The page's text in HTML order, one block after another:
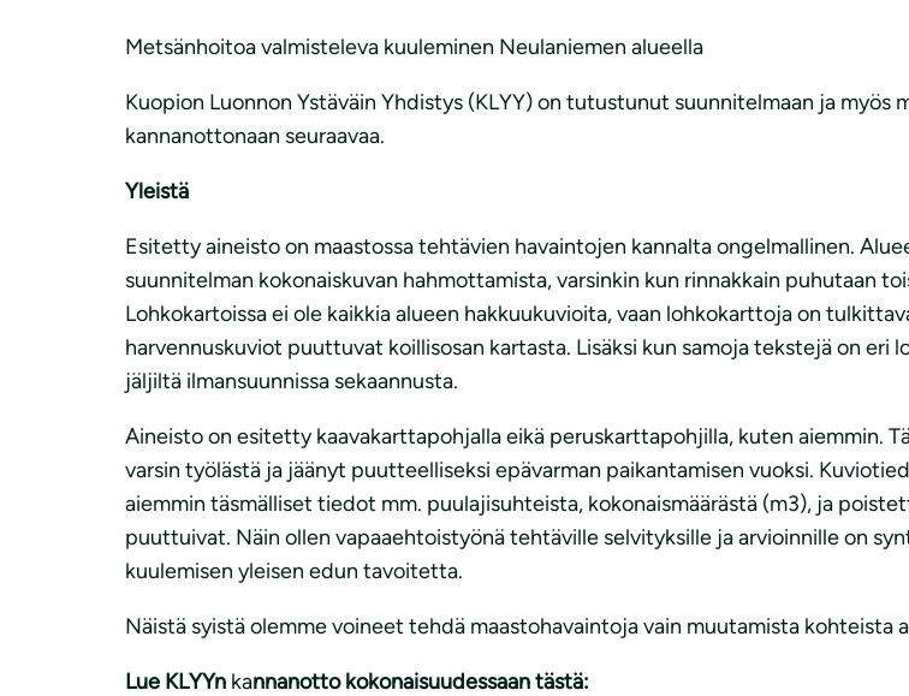
Metsänhoitoa valmisteleva kuuleminen Neulaniemen alueella
Kuopion Luonnon Ystäväin Yhdistys (KLYY) on tutustunut suunnitelmaan ja myös
kannanottonaan seuraavaa.
Yleistä
Esitetty aineisto on maastossa tehtävien havaintojen kannalta ongelmallinen.
suunnitelman kokonaiskuvan hahmottamista, varsinkin kun rinnakkain puhutaan
Lohkokartoissa ei ole kaikkia alueen hakkuukuvioita, vaan lohkokarttoja on
harvennuskuviot puuttuvat koillisosan kartasta. Lisäksi kun samoja tekstejä on eri
jäljiltä ilmansuunnissa sekaannusta.
Aineisto on esitetty kaavakarttapohjalla eikä peruskarttapohjilla, kuten aiemmin.
varsin työlästä ja jäänyt puutteelliseksi epävarman paikantamisen vuoksi.
aiemmin täsmälliset tiedot mm. puulajisuhteista, kokonaismäärästä (m3), ja
puuttuivat. Näin ollen vapaaehtoistyönä tehtäville selvityksille ja arvioinnille on
kuulemisen yleisen edun tavoitetta.
Näistä syistä olemme voineet tehdä maastohavaintoja vain muutamista kohteista
Lue KLYYn kannanotto kokonaisuudessaan tästä: